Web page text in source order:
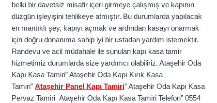
belki bir davetsiz misafir içeri girmeye çalışmış ve kapının
düzgün işleyişini tehlikeye atmıştır. Bu durumlarda yapılacak
en mantıklı şey, kapıyı açmak ve ardından kasayı onarmak
için doğru donanıma sahip iyi bir ustadan yardım istemektir.
Randevu ve acil müdahale ile sunulan kapı kasa tamir
hizmetimiz durumlarda size yardımcı olabiliriz. Ataşehir Oda
Kapı Kasa Tamiri” Ataşehir Oda Kapı Kırık Kasa
Tamiri” Ataşehir Panel Kapı Tamiri” Ataşehir Oda Kapı Kasa
Pervaz Tamiri Ataşehir Oda Kapı Kasa Tamiri Telefon” 0554